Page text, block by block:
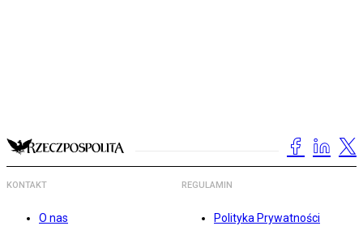
KONTAKT
O nas
REGULAMIN
Polityka Prywatności